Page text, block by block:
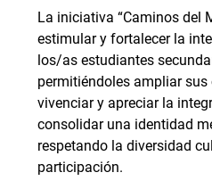
La iniciativa “Caminos del
estimular y fortalecer la
los/as estudiantes
permitiéndoles ampliar
vivenciar y apreciar la
consolidar una identidad
respetando la diversidad
participación.